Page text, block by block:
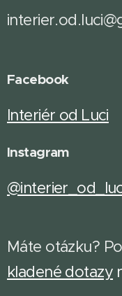
Facebook
Interiér od Luci
Instagram
Máte otázku?
kladené dotazy